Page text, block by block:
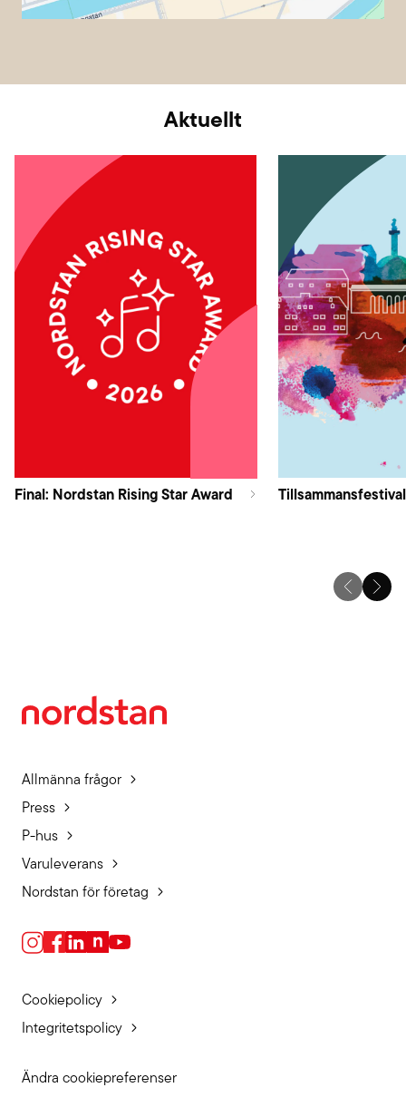
Aktuellt
Final: Nordstan Rising Star Award
Allmänna frågor
Press
P-hus
Varuleverans
Nordstan för företag
Cookiepolicy
Integritetspolicy
Ändra cookiepreferenser